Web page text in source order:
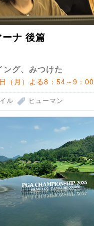
ナ 後篇
ング、みつけた
（月）よる8：54～9：00
ル ヒューマン